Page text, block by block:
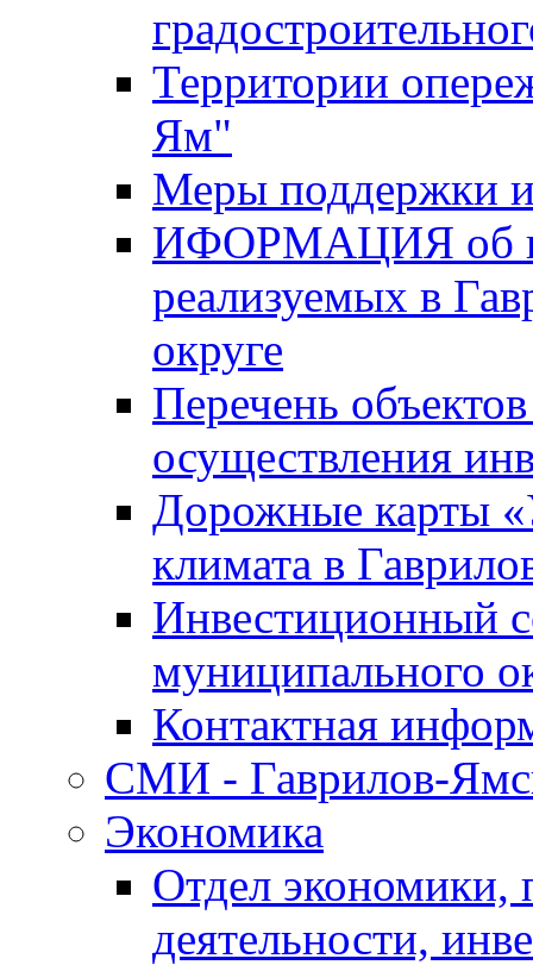
Территории
Ям"
Меры поддержки
ИФОРМАЦИЯ об
реализуемых в
округе
Перечень
осуществления
Дорожные карты
климата в
Инвестиционный
муниципального
Контактная
СМИ - Гаврилов-
Экономика
Отдел экономики,
деятельности,